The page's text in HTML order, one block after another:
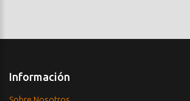
Información